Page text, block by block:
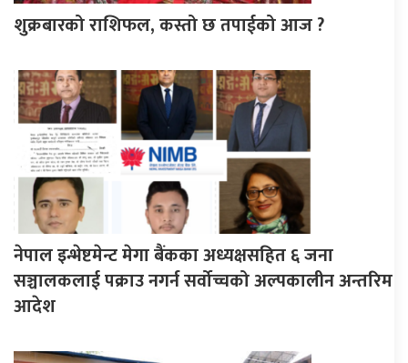
शुक्रबारको राशिफल, कस्तो छ तपाईको आज ?
नेपाल इन्भेष्टमेन्ट मेगा बैंकका अध्यक्षसहित ६ जना
सञ्चालकलाई पक्राउ नगर्न सर्वोच्चको अल्पकालीन अन्तरिम
आदेश